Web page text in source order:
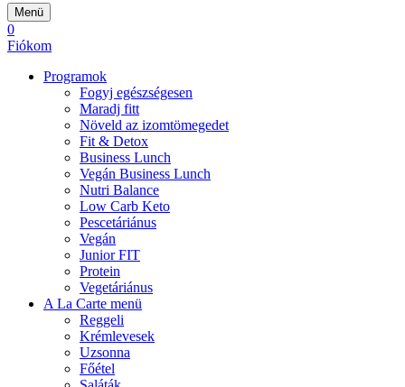
Menü
0
Fiókom
Programok
Fogyj egészségesen
Maradj fitt
Növeld az izomtömegedet
Fit & Detox
Business Lunch
Vegán Business Lunch
Nutri Balance
Low Carb Keto
Pescetáriánus
Vegán
Junior FIT
Protein
Vegetáriánus
A La Carte menü
Reggeli
Krémlevesek
Uzsonna
Főétel